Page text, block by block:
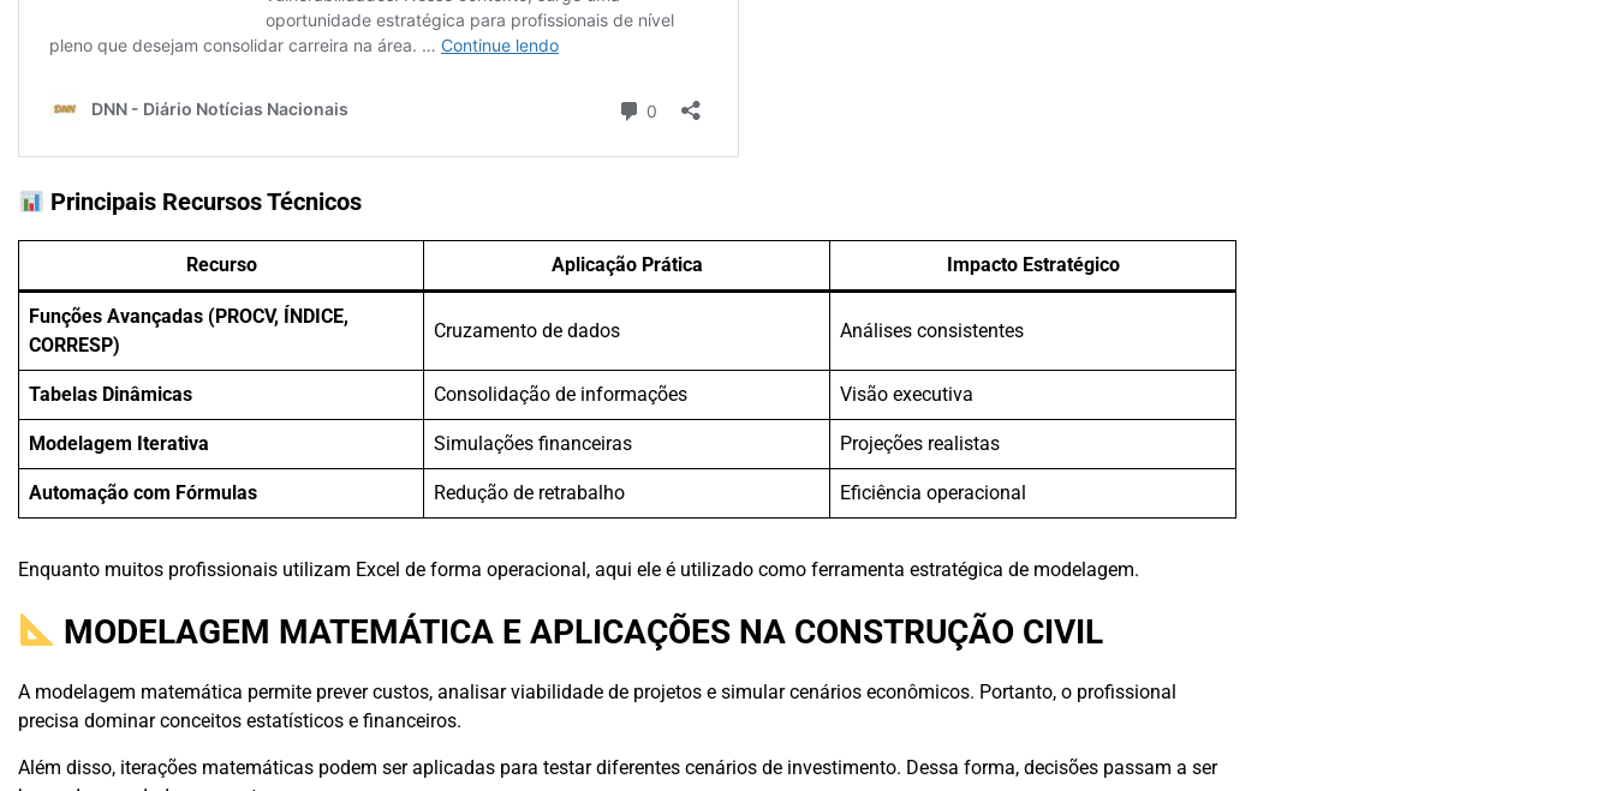
Principais Recursos Técnicos
Recurso Aplicação Prática Impacto Estratégico
Funções Avançadas (PROCV, ÍNDICE,
CORRESP)
Cruzamento de dados Análises consistentes
Tabelas Dinâmicas Consolidação de informações Visão executiva
Modelagem Iterativa Simulações financeiras Projeções realistas
Automação com Fórmulas Redução de retrabalho Eficiência operacional
Enquanto muitos profissionais utilizam Excel de forma operacional, aqui ele é utilizado como ferramenta estratégica de modelagem.
MODELAGEM MATEMÁTICA E APLICAÇÕES NA CONSTRUÇÃO CIVIL
A modelagem matemática permite prever custos, analisar viabilidade de projetos e simular cenários econômicos. Portanto, o profissional
precisa dominar conceitos estatísticos e financeiros.
Além disso, iterações matemáticas podem ser aplicadas para testar diferentes cenários de investimento. Dessa forma, decisões passam a ser